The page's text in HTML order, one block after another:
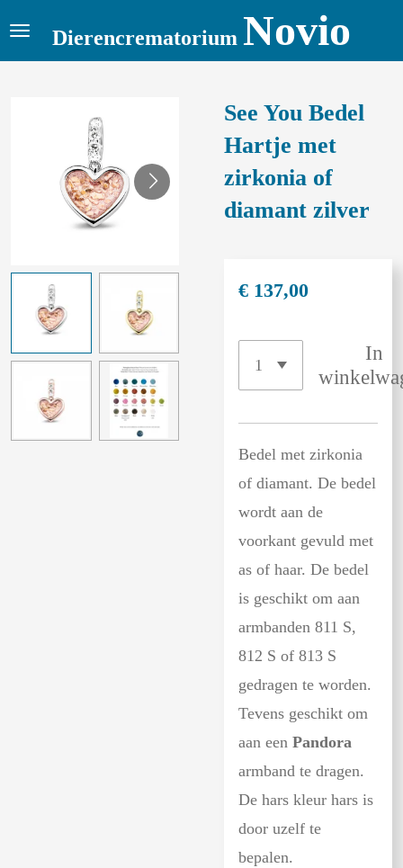
Ga
hoofdinhoud
Dierencrematorium Novio
See You Bedel
Hartje met
zirkonia of
diamant zilver
€ 137,00
In
Bedel met zirkonia
of diamant. De bedel
wordt aan de
voorkant gevuld met
as of haar. De bedel
is geschikt om aan
armbanden 811 S,
812 S of 813 S
gedragen te worden.
Tevens geschikt om
aan een Pandora
armband te dragen.
De hars kleur hars is
door uzelf te
bepalen.